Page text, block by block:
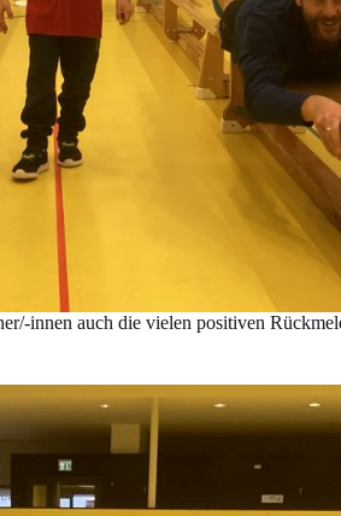
innen auch die vielen positiven